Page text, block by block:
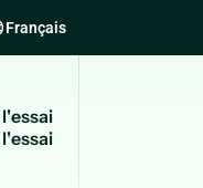
Français
l'essai